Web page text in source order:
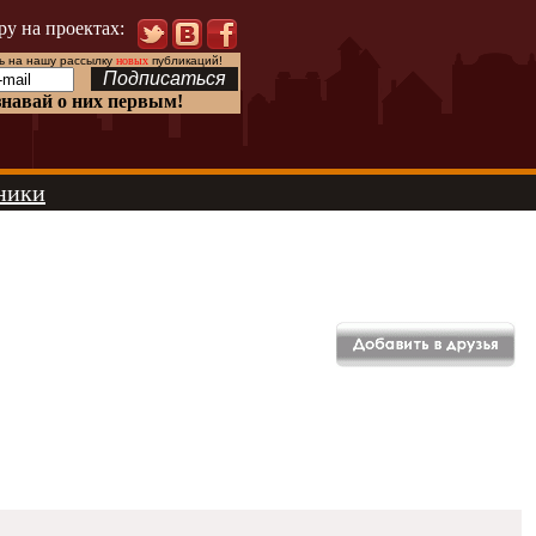
на проектах:
на нашу рассылку новыхпубликаций!
о них первым!